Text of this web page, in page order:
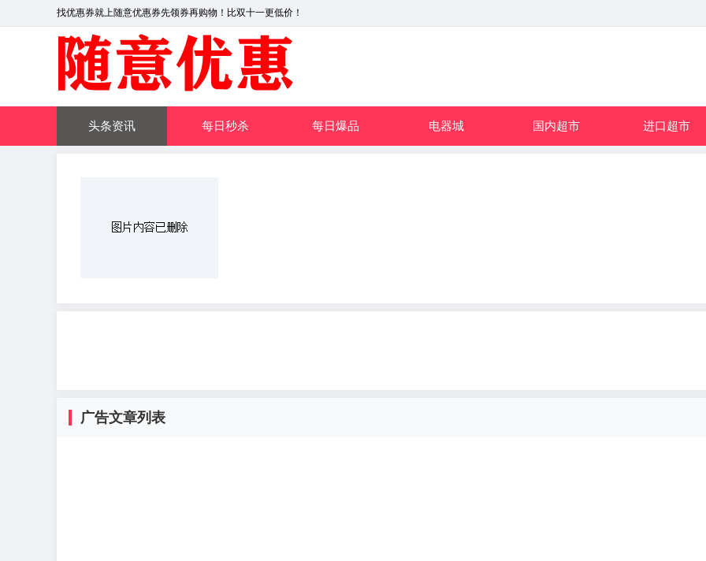
找优惠券就上随意优惠券先领券再购物！比双十一更低价！
头条资讯 每日秒杀 每日爆品 电器城 国内超市 进口超市
广告文章列表